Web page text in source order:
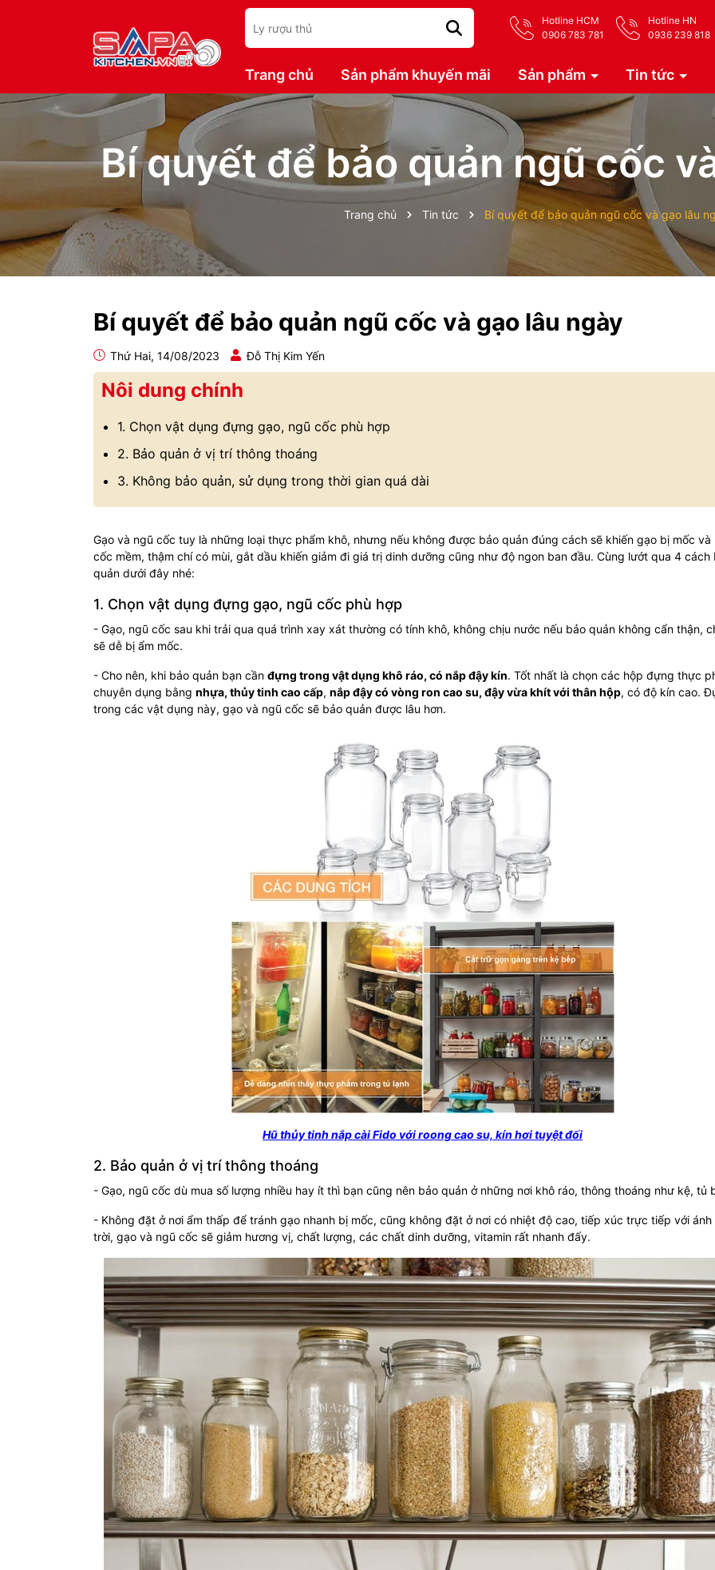
Hotline HCM
0906 783 781
Hotline HN
0936 239 818
Trang chủ Sản phẩm khuyến mãi Sản phẩm Tin tức
Bí quyết để bảo quản ngũ cốc
Trang chủ Tin tức Bí quyết để bảo quản ngũ cốc và gạo lâu
Bí quyết để bảo quản ngũ cốc và gạo lâu ngày
Thứ Hai, 14/08/2023 Đỗ Thị Kim Yến
Nôi dung chính
1. Chọn vật dụng đựng gạo, ngũ cốc phù hợp
2. Bảo quản ở vị trí thông thoáng
3. Không bảo quản, sử dụng trong thời gian quá dài
Gạo và ngũ cốc tuy là những loại thực phẩm khô, nhưng nếu không được bảo quản đúng cách sẽ khiến gạo bị mốc và
cốc mềm, thậm chí có mùi, gắt dầu khiến giảm đi giá trị dinh dưỡng cũng như độ ngon ban đầu. Cùng lướt qua 4 cách
quản dưới đây nhé:
1. Chọn vật dụng đựng gạo, ngũ cốc phù hợp
- Gạo, ngũ cốc sau khi trải qua quá trình xay xát thường có tính khô, không chịu nước nếu bảo quản không cẩn thận,
sẽ dễ bị ẩm mốc.
- Cho nên, khi bảo quản bạn cần đựng trong vật dụng khô ráo, có nắp đậy kín. Tốt nhất là chọn các hộp đựng thực
chuyên dụng bằng nhựa, thủy tinh cao cấp, nắp đậy có vòng ron cao su, đậy vừa khít với thân hộp, có độ kín cao.
trong các vật dụng này, gạo và ngũ cốc sẽ bảo quản được lâu hơn.
Hũ thủy tinh nắp cài Fido với roong cao su, kín hơi tuyệt đối
2. Bảo quản ở vị trí thông thoáng
- Gạo, ngũ cốc dù mua số lượng nhiều hay ít thì bạn cũng nên bảo quản ở những nơi khô ráo, thông thoáng như kệ, tủ
- Không đặt ở nơi ẩm thấp để tránh gạo nhanh bị mốc, cũng không đặt ở nơi có nhiệt độ cao, tiếp xúc trực tiếp với ánh
trời, gạo và ngũ cốc sẽ giảm hương vị, chất lượng, các chất dinh dưỡng, vitamin rất nhanh đấy.